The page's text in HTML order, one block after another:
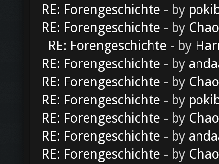
RE: Forengeschichte - by
RE: Forengeschichte - by
RE: Forengeschichte - by
RE: Forengeschichte - by
RE: Forengeschichte - by
RE: Forengeschichte - by
RE: Forengeschichte - by
RE: Forengeschichte - by
RE: Forengeschichte - by